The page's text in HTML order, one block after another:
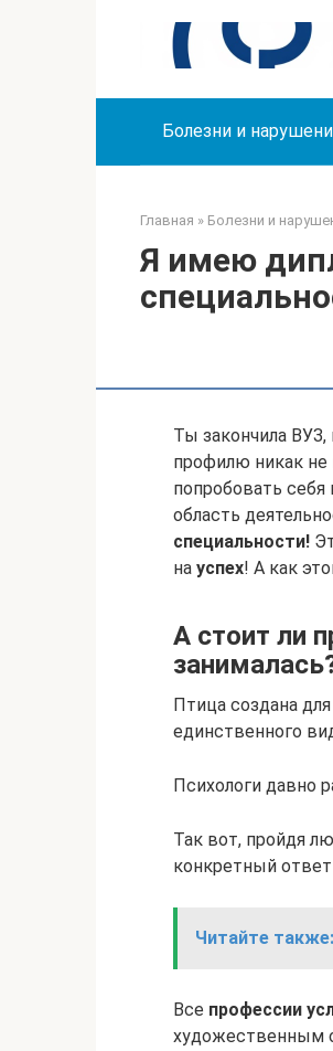
Болезни и
Главная » Болезни и
Я имею
Ты закончила
профилю никак не
попробовать
область
специальности!
на успех! А как
А стоит ли
Птица создана
единственного
Психологи давно
Так вот, пройдя
конкретный
Читайте также:
Все профессии
художественным